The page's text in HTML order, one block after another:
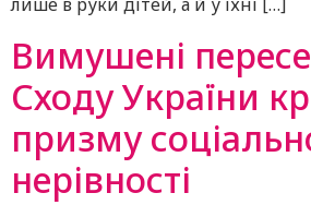
Вимушені
Сходу України
призму
нерівності